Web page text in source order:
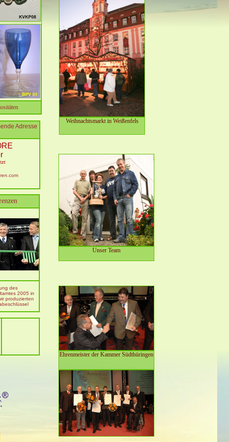
Adresse
des
2005 in
produzierten
Weihnachtsmarkt in Weißenfels
Unser Team
Ehrenmeister der Kammer Südthüringen